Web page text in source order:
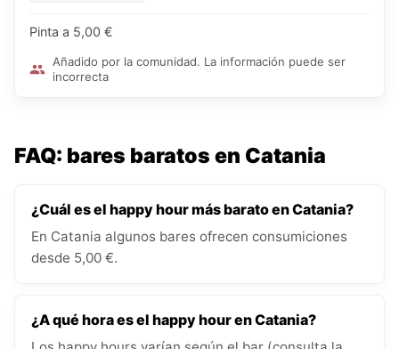
Pinta a 5,00 €
Añadido por la comunidad. La información puede ser
incorrecta
FAQ: bares baratos en Catania
¿Cuál es el happy hour más barato en Catania?
En Catania algunos bares ofrecen consumiciones
desde 5,00 €.
¿A qué hora es el happy hour en Catania?